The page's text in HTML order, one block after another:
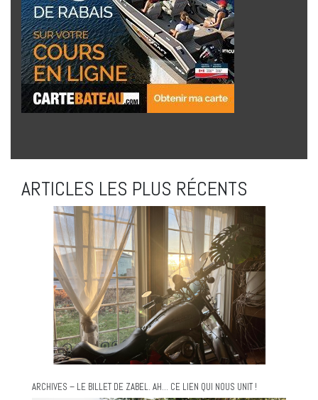
ARTICLES LES PLUS RÉCENTS
ARCHIVES – LE BILLET DE ZABEL. AH… CE LIEN QUI NOUS UNIT !